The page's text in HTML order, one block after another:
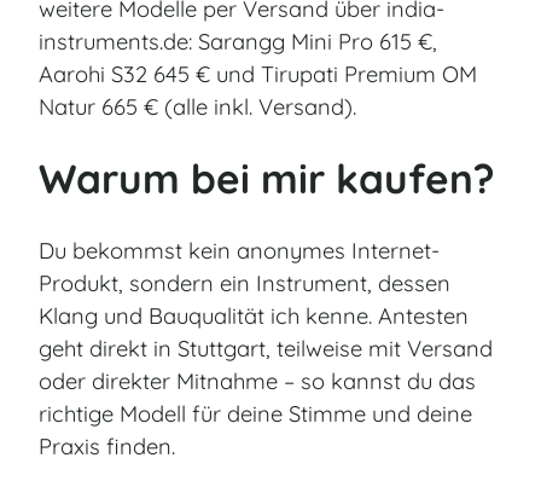
weitere Modelle per Versand über india-
instruments.de: Sarangg Mini Pro 615 €,
Aarohi S32 645 € und Tirupati Premium OM
Natur 665 € (alle inkl. Versand).
Warum bei mir kaufen?
Du bekommst kein anonymes Internet-
Produkt, sondern ein Instrument, dessen
Klang und Bauqualität ich kenne. Antesten
geht direkt in Stuttgart, teilweise mit Versand
oder direkter Mitnahme – so kannst du das
richtige Modell für deine Stimme und deine
Praxis finden.